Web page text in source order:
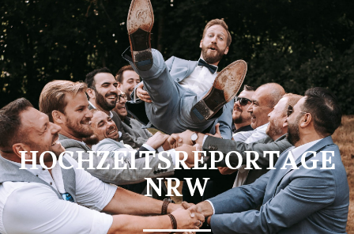
HOCHZEITS­REPORTAGE
NRW